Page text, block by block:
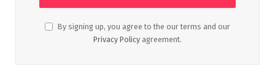
By signing up, you agree to the our terms and our
Privacy Policy agreement.